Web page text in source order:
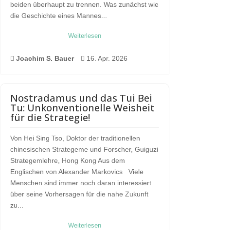
beiden überhaupt zu trennen. Was zunächst wie
die Geschichte eines Mannes...
Weiterlesen
 Joachim S. Bauer  16. Apr. 2026
Nostradamus und das Tui Bei
Tu: Unkonventionelle Weisheit
für die Strategie!
Von Hei Sing Tso, Doktor der traditionellen
chinesischen Strategeme und Forscher, Guiguzi
Strategemlehre, Hong Kong Aus dem
Englischen von Alexander Markovics Viele
Menschen sind immer noch daran interessiert
über seine Vorhersagen für die nahe Zukunft
zu...
Weiterlesen